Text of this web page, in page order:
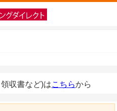
収書など)はこちらから